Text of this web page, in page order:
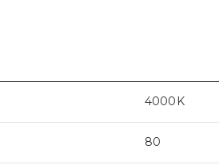
4000K
80